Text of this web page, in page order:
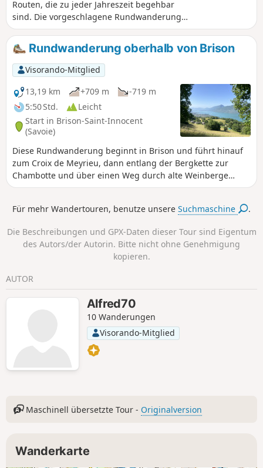
Routen, die zu jeder Jahreszeit begehbar
sind. Die vorgeschlagene Rundwanderung
folgt möglichst nah den Klippen des Mont
Laval: auf dem Hinweg am Fuße der Klippen,
auf dem Rückweg am Rand ihres Gipfels.
Rundwanderung oberhalb von Brison
Visorando-Mitglied
13,19 km
+709 m
-719 m
5:50 Std.
Leicht
Start in Brison-Saint-Innocent
(Savoie)
Diese Rundwanderung beginnt in Brison und führt hinauf
zum Croix de Meyrieu, dann entlang der Bergkette zur
Chambotte und über einen Weg durch alte Weinberge
zurück zum Ausgangspunkt. Diese Wanderung bietet
Für mehr Wandertouren, benutze unsereSuchmaschine .
Die Beschreibungen und GPX-Daten dieser Tour sind Eigentum
des Autors/der Autorin. Bitte nicht ohne Genehmigung
kopieren.
AUTOR
Alfred70
10 Wanderungen
Visorando-Mitglied
Maschinell übersetzte Tour - Originalversion
Wanderkarte